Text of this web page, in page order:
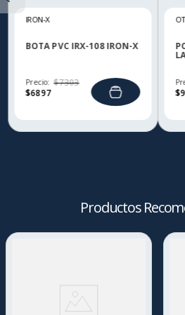
IRON-X
BOTA PVC IRX-108 IRON-X
Precio:
$6897
$7303
$
Productos